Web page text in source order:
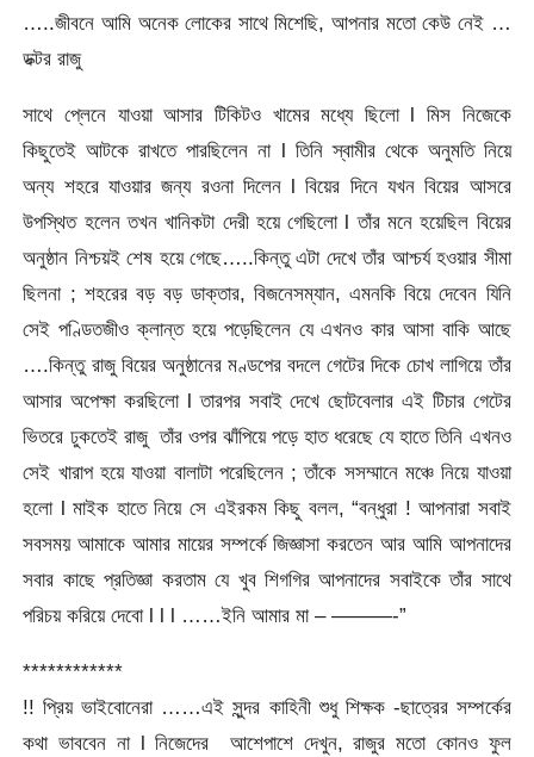
…..জীবনে আমি অনেক লোকের সাথে মিশেছি, আপনার মতো কেউ নেই …
ডক্টর রাজু
সাথে প্লেনে যাওয়া আসার টিকিটও খামের মধ্যে ছিলো l মিস নিজেকে
কিছুতেই আটকে রাখতে পারছিলেন না l তিনি স্বামীর থেকে অনুমতি নিয়ে
অন্য শহরে যাওয়ার জন্য রওনা দিলেন l বিয়ের দিনে যখন বিয়ের আসরে
উপস্থিত হলেন তখন খানিকটা দেরী হয়ে গেছিলো l তাঁর মনে হয়েছিল বিয়ের
অনুষ্ঠান নিশ্চয়ই শেষ হয়ে গেছে…..কিন্তু এটা দেখে তাঁর আশ্চর্য হওয়ার সীমা
ছিলনা ; শহরের বড় বড় ডাক্তার, বিজনেসম্যান, এমনকি বিয়ে দেবেন যিনি
সেই পণ্ডিতজীও ক্লান্ত হয়ে পড়েছিলেন যে এখনও কার আসা বাকি আছে
….কিন্তু রাজু বিয়ের অনুষ্ঠানের মণ্ডপের বদলে গেটের দিকে চোখ লাগিয়ে তাঁর
আসার অপেক্ষা করছিলো l তারপর সবাই দেখে ছোটবেলার এই টিচার গেটের
ভিতরে ঢুকতেই রাজু তাঁর ওপর ঝাঁপিয়ে পড়ে হাত ধরেছে যে হাতে তিনি এখনও
সেই খারাপ হয়ে যাওয়া বালাটা পরেছিলেন ; তাঁকে সসম্মানে মঞ্চে নিয়ে যাওয়া
হলো l মাইক হাতে নিয়ে সে এইরকম কিছু বলল, “বন্ধুরা ! আপনারা সবাই
সবসময় আমাকে আমার মায়ের সম্পর্কে জিজ্ঞাসা করতেন আর আমি আপনাদের
সবার কাছে প্রতিজ্ঞা করতাম যে খুব শিগগির আপনাদের সবাইকে তাঁর সাথে
পরিচয় করিয়ে দেবো l l l ……ইনি আমার মা – ———-”
************
!! প্রিয় ভাইবোনেরা ……এই সুন্দর কাহিনী শুধু শিক্ষক -ছাত্রের সম্পর্কের
কথা ভাববেন না l নিজেদের আশেপাশে দেখুন, রাজুর মতো কোনও ফুল